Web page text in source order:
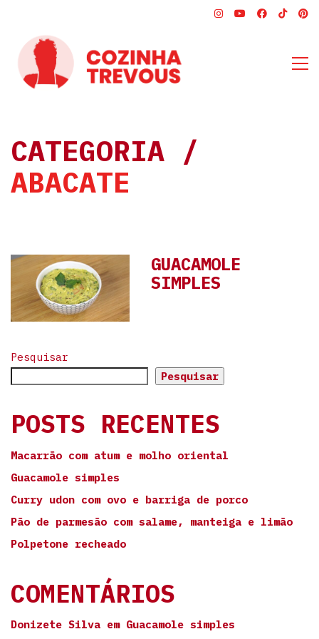
CATEGORIA /
ABACATE
GUACAMOLE
SIMPLES
Pesquisar
Pesquisar
POSTS RECENTES
Macarrão com atum e molho oriental
Guacamole simples
Curry udon com ovo e barriga de porco
Pão de parmesão com salame, manteiga e limão
Polpetone recheado
COMENTÁRIOS
Donizete Silva em Guacamole simples